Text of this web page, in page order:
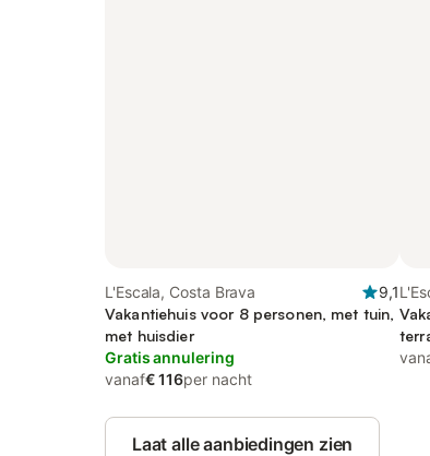
L'Escala, Costa Brava
9,1
Vakantiehuis voor 8 personen, met tuin,
met huisdier
Gratis annulering
vanaf€ 116per nacht
Laat alle aanbiedingen zien